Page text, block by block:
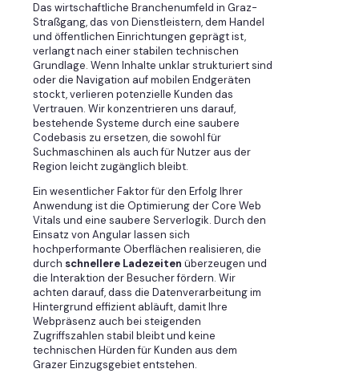
Das wirtschaftliche Branchenumfeld in Graz-
Straßgang, das von Dienstleistern, dem Handel
und öffentlichen Einrichtungen geprägt ist,
verlangt nach einer stabilen technischen
Grundlage. Wenn Inhalte unklar strukturiert sind
oder die Navigation auf mobilen Endgeräten
stockt, verlieren potenzielle Kunden das
Vertrauen. Wir konzentrieren uns darauf,
bestehende Systeme durch eine saubere
Codebasis zu ersetzen, die sowohl für
Suchmaschinen als auch für Nutzer aus der
Region leicht zugänglich bleibt.
Ein wesentlicher Faktor für den Erfolg Ihrer
Anwendung ist die Optimierung der Core Web
Vitals und eine saubere Serverlogik. Durch den
Einsatz von Angular lassen sich
hochperformante Oberflächen realisieren, die
durch schnellere Ladezeiten überzeugen und
die Interaktion der Besucher fördern. Wir
achten darauf, dass die Datenverarbeitung im
Hintergrund effizient abläuft, damit Ihre
Webpräsenz auch bei steigenden
Zugriffszahlen stabil bleibt und keine
technischen Hürden für Kunden aus dem
Grazer Einzugsgebiet entstehen.